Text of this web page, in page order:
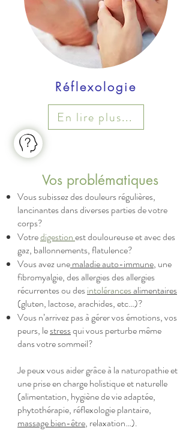
Réflexologie
En lire plus...
Vos problématiques
Vous subissez des douleurs régulières,
lancinantes dans diverses parties de votre
corps?
Votredigestionest douloureuse et avec des
gaz, ballonnements, flatulence?
Vous avez unemaladie auto-immune, une
fibromyalgie, des allergies des allergies
récurrentes ou desintolérancesalimentaires
(gluten, lactose, arachides, etc…)?
Vous n’arrivez pas à gérer vos émotions, vos
peurs, lestressqui vous perturbe même
dans votre sommeil?
Je peux vous aider grâce à la naturopathie et
une prise en charge holistique et naturelle
(alimentation, hygiène de vie adaptée,
phytothérapie, réflexologie plantaire,
massagebien-être, relaxation…).